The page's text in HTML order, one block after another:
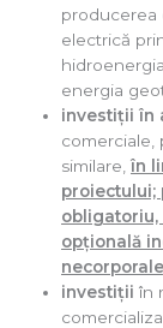
producerea
electrică
energia
investiţii în
comerciale,
similare,în
proiectului;
obligatoriu,
opţională
investiţii în